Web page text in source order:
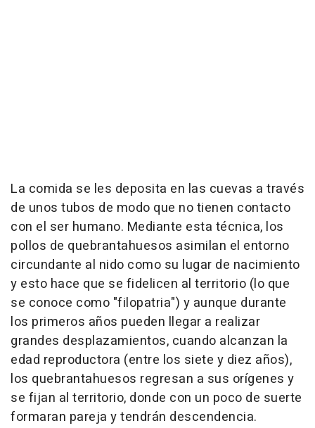
La comida se les deposita en las cuevas a través
de unos tubos de modo que no tienen contacto
con el ser humano. Mediante esta técnica, los
pollos de quebrantahuesos asimilan el entorno
circundante al nido como su lugar de nacimiento
y esto hace que se fidelicen al territorio (lo que
se conoce como "filopatria") y aunque durante
los primeros años pueden llegar a realizar
grandes desplazamientos, cuando alcanzan la
edad reproductora (entre los siete y diez años),
los quebrantahuesos regresan a sus orígenes y
se fijan al territorio, donde con un poco de suerte
formaran pareja y tendrán descendencia.